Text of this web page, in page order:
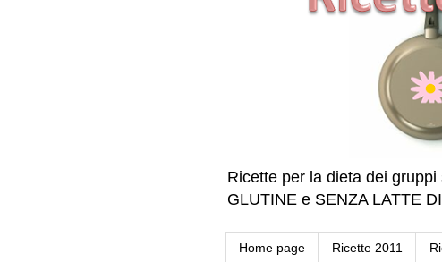
Ricette per la dieta dei
GLUTINE e SENZA LATTE
Home page Ricette 2011